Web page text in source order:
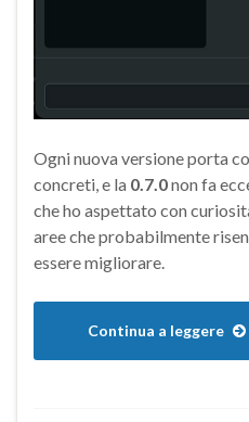
Ogni nuova versione porta
concreti, e la 0.7.0non fa
che ho aspettato con
aree che probabilmente
essere migliorare.
Continua a leggere